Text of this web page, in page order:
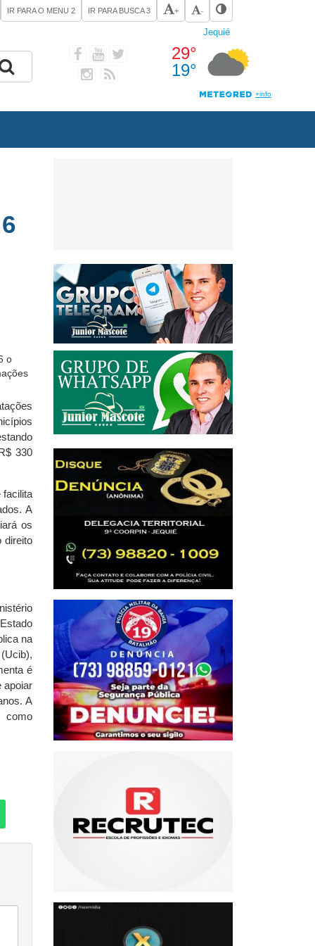
IR PARA O MENU 2 IR PARA BUSCA3 + -
330
facilita
A
os
direito
na
é
apoiar
A
como